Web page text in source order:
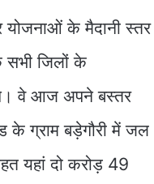
योजनाओं के मैदानी स्तर
सभी जिलों के
वे आज अपने बस्तर
के ग्राम बड़ेगौरी में जल
यहां दो करोड़ 49